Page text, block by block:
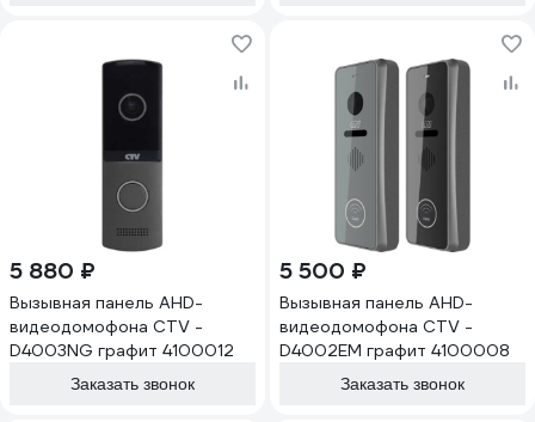
5 880 ₽
Вызывная панель AHD-
видеодомофона CTV -
D4003NG графит 4100012
Заказать звонок
5 500 ₽
Вызывная панель AHD-
видеодомофона CTV -
D4002EM графит 4100008
Заказать звонок